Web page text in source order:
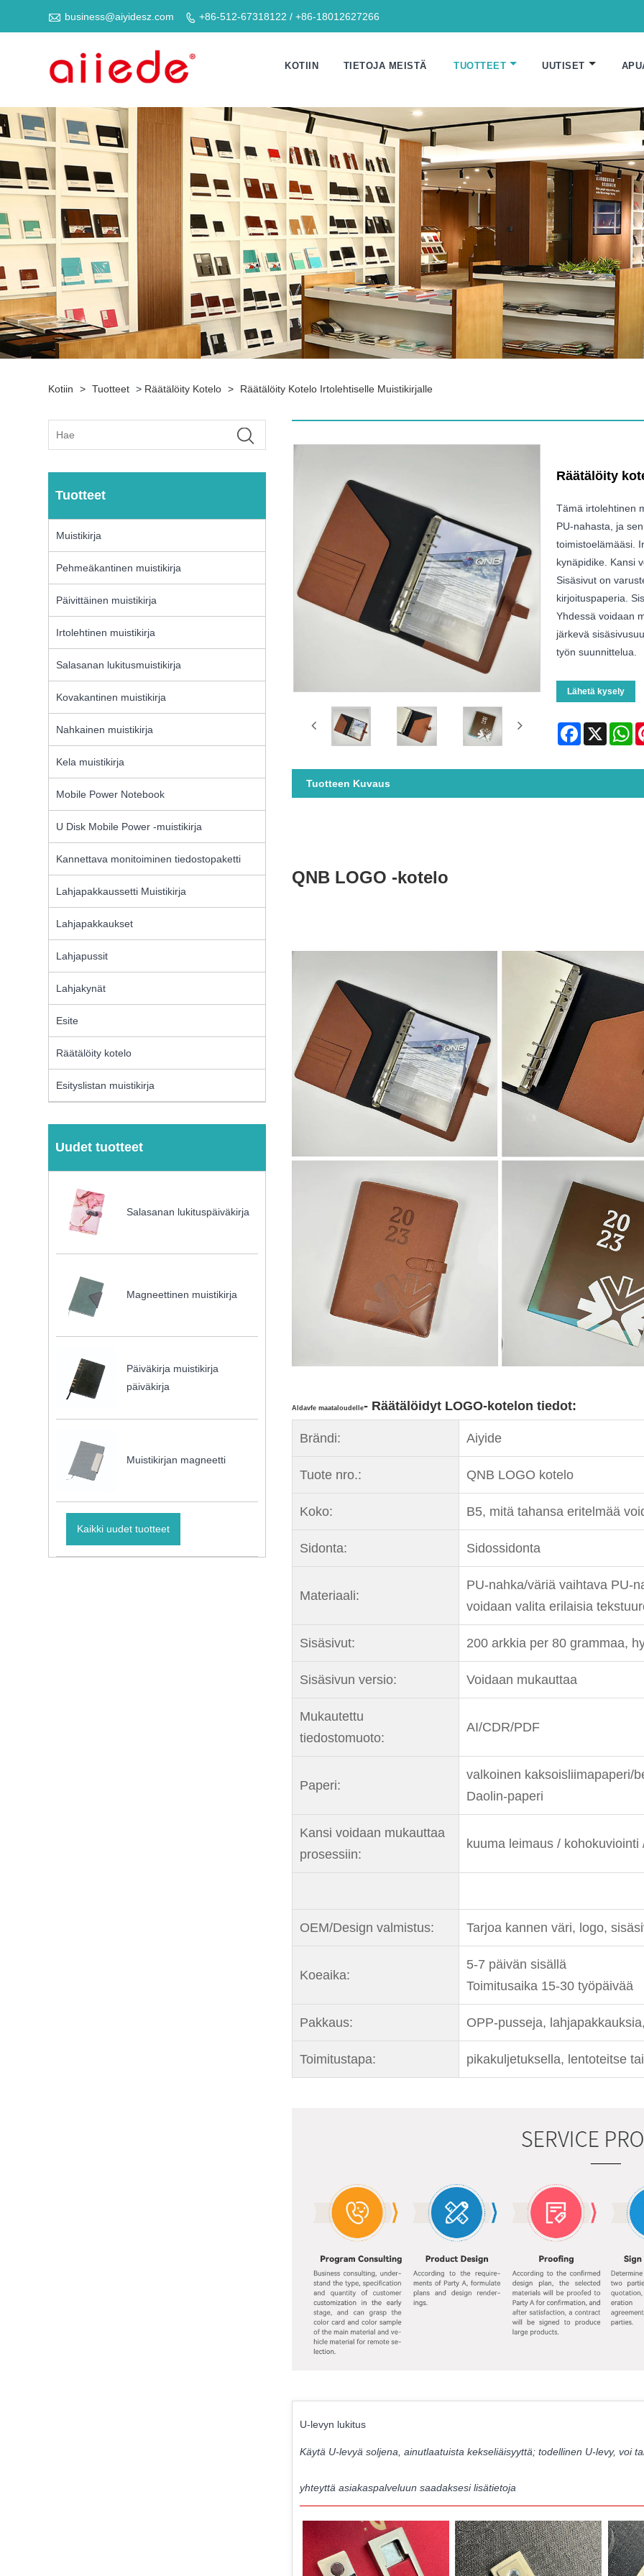
 business@aiyidesz.com  +86-512-67318122 / +86-18012627266
KOTIIN TIETOJA MEISTÄ TUOTTEET UUTISET
Kotiin > Tuotteet > Räätälöity Kotelo > Räätälöity Kotelo Irtolehtiselle Muistikirjalle
Tuotteet
Muistikirja
Pehmeäkantinen muistikirja
Päivittäinen muistikirja
Irtolehtinen muistikirja
Salasanan lukitusmuistikirja
Kovakantinen muistikirja
Nahkainen muistikirja
Kela muistikirja
Mobile Power Notebook
U Disk Mobile Power -muistikirja
Kannettava monitoiminen tiedostopaketti
Lahjapakkaussetti Muistikirja
Lahjapakkaukset
Lahjapussit
Lahjakynät
Esite
Räätälöity kotelo
Esityslistan muistikirja
Uudet tuotteet
Salasanan lukituspäiväkirja
Magneettinen muistikirja
Päiväkirja muistikirja
päiväkirja
Muistikirjan magneetti
Kaikki uudet tuotteet
Räätälöity
Tämä irtolehtinen
PU-nahasta, ja
toimistoelämääsi.
kynäpidike. Kansi
Sisäsivut on
kirjoituspaperia.
Yhdessä voidaan
järkevä
työn suunnittelua.
Lähetä kysely
Facebook
X
Tuotteen Kuvaus
QNB LOGO -kotelo
Aldavfe maataloudelle- Räätälöidyt LOGO-kotelon tiedot:
Brändi: Aiyide
Tuote nro.: QNB LOGO kotelo
Koko: B5, mitä tahansa eritelmää
Sidonta: Sidossidonta
Materiaali:
PU-nahka/väriä vaihtava PU-
voidaan valita erilaisia
Sisäsivut: 200 arkkia per 80 grammaa,
Sisäsivun versio: Voidaan mukauttaa
Mukautettu
tiedostomuoto:
AI/CDR/PDF
Paperi:
valkoinen kaksoisliimapaperi/
Daolin-paperi
Kansi voidaan mukauttaa
prosessiin:
kuuma leimaus /
OEM/Design valmistus: Tarjoa kannen väri, logo,
Koeaika:
5-7 päivän sisällä
Toimitusaika 15-30 työpäivää
Pakkaus: OPP-pusseja,
Toimitustapa: pikakuljetuksella, lentoteitse
U-levyn lukitus
Käytä U-levyä soljena, ainutlaatuista kekseliäisyyttä; todellinen U-levy, voi
yhteyttä asiakaspalveluun saadaksesi lisätietoja